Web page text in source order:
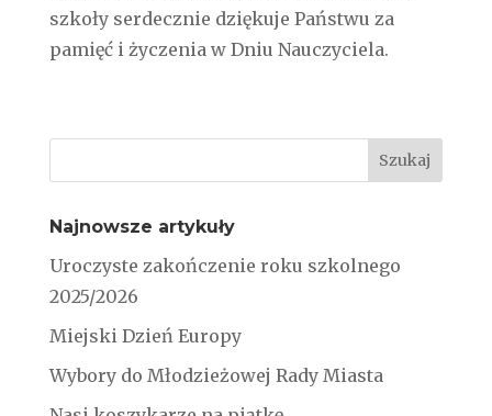
szkoły serdecznie dziękuje Państwu za
pamięć i życzenia w Dniu Nauczyciela.
Najnowsze artykuły
Uroczyste zakończenie roku szkolnego
2025/2026
Miejski Dzień Europy
Wybory do Młodzieżowej Rady Miasta